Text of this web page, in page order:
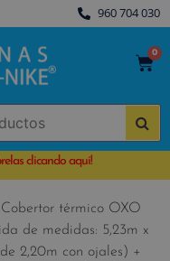
960 704 030
0
clicando aquí!
térmico OXO
de medidas: 5,23m x
2,20m con ojales) +